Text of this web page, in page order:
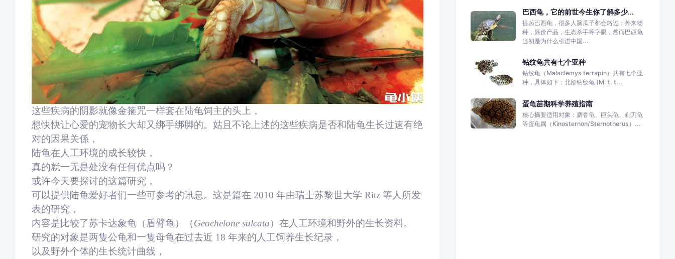
这些疾病的阴影就像金箍咒一样套在陆龟饲主的头上，
想快快让心爱的宠物长大却又绑手绑脚的。 姑且不论上述的这些疾病是否和陆龟生长过速有绝
对的因果关係，
陆龟在人工环境的成长较快，
真的就一无是处没有任何优点吗？
或许今天要探讨的这篇研究，
可以提供陆龟爱好者们一些可参考的讯息。 这是篇在 2010 年由瑞士苏黎世大学 Ritz 等人所发
表的研究，
内容是比较了苏卡达象龟（盾臂龟）（Geochelone sulcata）在人工环境和野外的生长资料。
研究的对象是两隻公龟和一隻母龟在过去近 18 年来的人工饲养生长纪录，
以及野外个体的生长统计曲线，
巴西龟，它的前世今生你了解多少...
提起巴西龟，很多人脑瓜子都会略过：外来物
种，廉价产品，生态杀手等字眼，然而巴西龟
当初是为什么引进中国...
钻纹龟共有七个亚种
钻纹龟（Malaclemys terrapin）共有七个亚
种，具体如下：北部钻纹龟 (M. t. t...
蛋龟苗期科学养殖指南
核心摘要适用对象：麝香龟、巨头龟、剃刀龟
等蛋龟属（Kinosternon/Sternotherus）...